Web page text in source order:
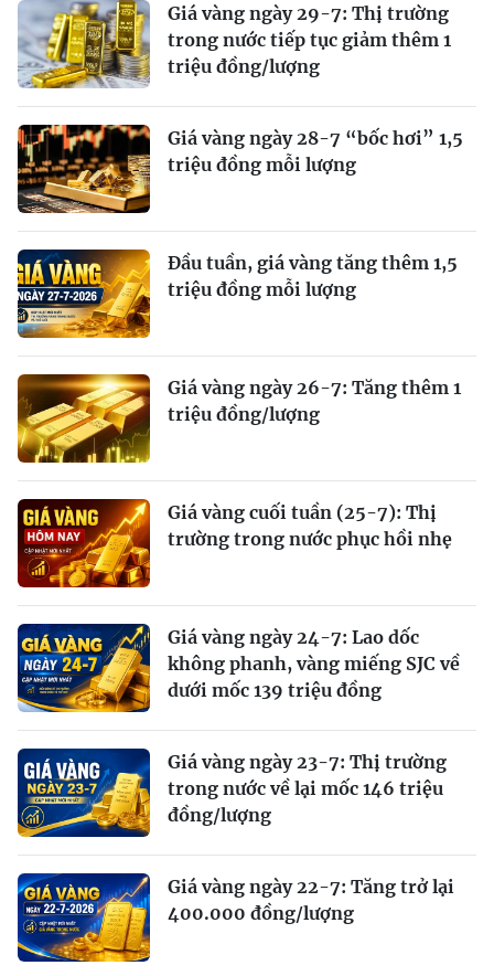
Giá vàng ngày 29-7: Thị trường
trong nước tiếp tục giảm thêm 1
triệu đồng/lượng
Giá vàng ngày 28-7 “bốc hơi” 1,5
triệu đồng mỗi lượng
Đầu tuần, giá vàng tăng thêm 1,5
triệu đồng mỗi lượng
Giá vàng ngày 26-7: Tăng thêm 1
triệu đồng/lượng
Giá vàng cuối tuần (25-7): Thị
trường trong nước phục hồi nhẹ
Giá vàng ngày 24-7: Lao dốc
không phanh, vàng miếng SJC về
dưới mốc 139 triệu đồng
Giá vàng ngày 23-7: Thị trường
trong nước về lại mốc 146 triệu
đồng/lượng
Giá vàng ngày 22-7: Tăng trở lại
400.000 đồng/lượng